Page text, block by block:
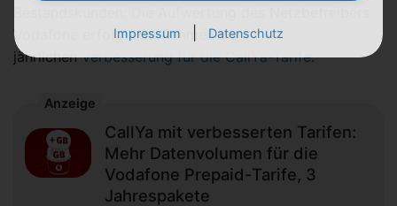
Vodafone erfolgte im Rahmen der
jährlichenVerbesserung für die CallYa-Tarife.
Anzeige
CallYa mit verbesserten Tarifen:
Mehr Datenvolumen für die
Vodafone Prepaid-Tarife, 3
Jahrespakete
Impressum Datenschutz